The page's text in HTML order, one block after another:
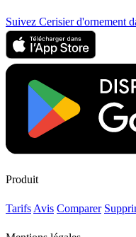
Suivez Cerisier d'ornement
Produit
Tarifs Avis Comparer